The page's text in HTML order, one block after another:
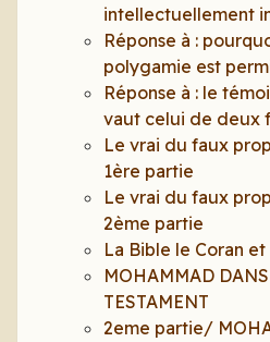
intellectuellement
Réponse à :
polygamie est
Réponse à : le
vaut celui de deux
Le vrai du faux
1ère partie
Le vrai du faux
2ème partie
La Bible le Coran
MOHAMMAD
TESTAMENT
2eme partie/